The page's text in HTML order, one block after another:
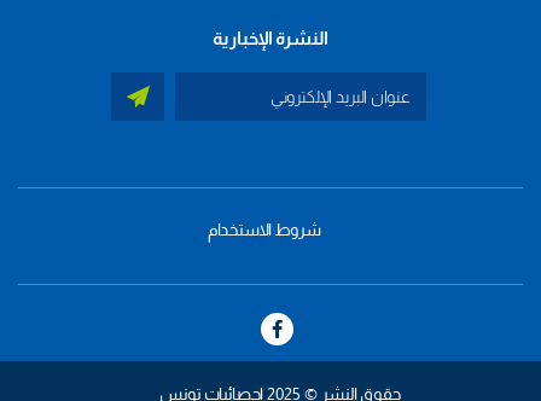
النشرة الإخبارية
footer
شروط الاستخدام
حقوق النشر © 2025 إحصائيات تونس